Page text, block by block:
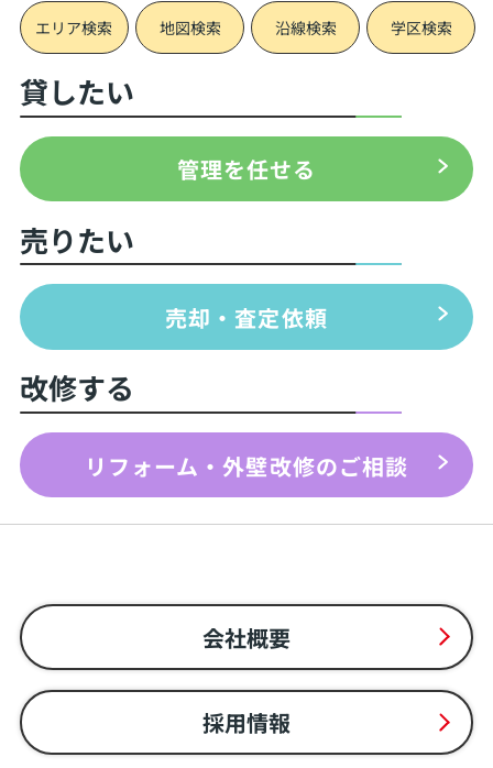
エリア検索 地図検索 沿線検索 学区検索
貸したい
管理を任せる
売りたい
売却・査定依頼
改修する
リフォーム・外壁改修のご相談
会社概要
採用情報